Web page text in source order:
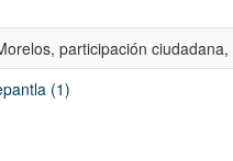
participación
(1)